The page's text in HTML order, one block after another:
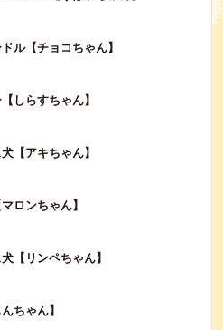
ル【チョコちゃん】
しらすちゃん】
【アキちゃん】
ロンちゃん】
【リンペちゃん】
ちゃん】